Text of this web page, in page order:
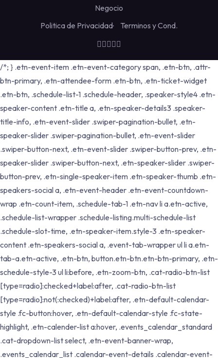
Negocio
Politica de Privacidad
Terminos y Cond.
/*; } .etn-event-item .etn-event-category span, .etn-btn, .attr-
btn-primary, .etn-attendee-form .etn-btn, .etn-ticket-widget
.etn-btn, .schedule-list-1 .schedule-header, .speaker-style4 .etn-
speaker-content .etn-title a, .etn-speaker-details3 .speaker-
title-info, .etn-event-slider .swiper-pagination-bullet, .etn-
speaker-slider .swiper-pagination-bullet, .etn-event-slider
.swiper-button-next, .etn-event-slider .swiper-button-prev, .etn-
speaker-slider .swiper-button-next, .etn-speaker-slider .swiper-
button-prev, .etn-single-speaker-item .etn-speaker-thumb .etn-
speakers-social a, .etn-event-header .etn-event-countdown-
wrap .etn-count-item, .schedule-tab-1 .etn-nav li a.etn-active,
.schedule-list-wrapper .schedule-listing.multi-schedule-list
.schedule-slot-time, .etn-speaker-item.style-3 .etn-speaker-
content .etn-speakers-social a, .event-tab-wrapper ul li a.etn-
tab-a.etn-active, .etn-btn, button.etn-btn.etn-btn-primary, .etn-
schedule-style-3 ul li:before, .etn-zoom-btn, .cat-radio-btn-list
[type=radio]:checked+label:after, .cat-radio-btn-list
[type=radio]:not(:checked)+label:after, .etn-default-calendar-
style .fc-button:hover, .etn-default-calendar-style .fc-state-
highlight, .etn-calender-list a:hover, .events_calendar_standard
.cat-dropdown-list select, .etn-event-banner-wrap,
.events_calendar_list .calendar-event-details .calendar-event-